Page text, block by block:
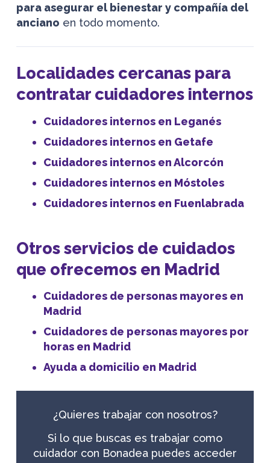
para asegurar el bienestar y compañía del
anciano en todo momento.
Localidades cercanas para
contratar cuidadores internos
Cuidadores internos en Leganés
Cuidadores internos en Getafe
Cuidadores internos en Alcorcón
Cuidadores internos en Móstoles
Cuidadores internos en Fuenlabrada
Otros servicios de cuidados
que ofrecemos en Madrid
Cuidadores de personas mayores en
Madrid
Cuidadores de personas mayores por
horas en Madrid
Ayuda a domicilio en Madrid
¿Quieres trabajar con nosotros?
Si lo que buscas es trabajar como
cuidador con Bonadea puedes acceder